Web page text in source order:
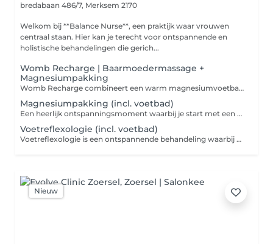
bredabaan 486/7, Merksem 2170
Welkom bij **Balance Nurse**, een praktijk waar vrouwen
centraal staan. Hier kan je terecht voor ontspannende en
holistische behandelingen die gerich...
Womb Recharge | Baarmoedermassage +
Magnesiumpakking
Womb Recharge combineert een warm magnesiumvoetbad, een ontspannende baarmoedermassage, een warme castoroliepakking en een magnesiumpakking onder een infrarooddeken. Deze behandeling is ontwikkeld voor vrouwen die hun hormoonbalans op een natuurlijke manier willen ondersteunen en behoefte hebben aan diepe ontspanning. Je start met een warm magnesiumvoetbad om lichaam en geest tot rust te brengen. Vervolgens helpt de baarmoedermassage spanning in buik en bekkengebied te verminderen en ondersteunt ze een gezonde doorbloeding. Daarna wordt een warme castoroliepakking aangebracht om de buik heerlijk te verwarmen. Tot slot word je volledig ingesmeerd met magnesiumolie en ontspan je onder een infrarooddeken, zodat warmte en magnesium optimaal kunnen inwerken. Wordt vaak gekozen bij: -hormonale of cyclusgerelateerde klachten -een kinderwens -stress of vermoeidheid -spanning in buik, bekken of lichaam -behoefte aan diepe ontspanning Elke behandeling wordt afgestemd op jouw persoonlijke situatie en behoeften.
Magnesiumpakking (incl. voetbad)
Een heerlijk ontspanningsmoment waarbij je start met een warm magnesiumvoetbad. Vervolgens wordt je lichaam volledig ingesmeerd met magnesiumolie, waarna je comfortabel plaatsneemt in een infrarooddeken. De combinatie van warmte en magnesium zorgt voor een diep ontspannend moment en helpt je volledig tot rust te komen. Deze behandeling is ideaal voor vrouwen die: - veel stress ervaren - vermoeid zijn - gespannen spieren hebben - Behoefte hebben aan een diep ontspanningsmoment Na afloop voelt het lichaam vaak lichter en ontspannen aan.
Voetreflexologie (incl. voetbad)
Voetreflexologie is een ontspannende behandeling waarbij reflexzones op de voeten worden gemasseerd. De behandeling start met een warm magnesiumvoetbad zodat je volledig tot rust kunt komen. Wordt vaak gekozen door vrouwen die: - behoefte hebben aan ontspanning - veel stress ervaren - vermoeid zijn - zichzelf een rustmoment gunnen Een ideale behandeling om lichaam en geest even volledig te laten ontspannen.
Nieuw